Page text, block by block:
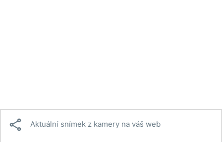
 Aktuální snímek z kamery na váš web